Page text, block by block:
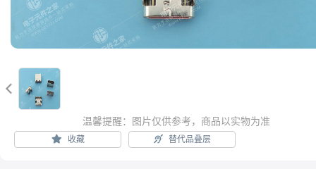

温馨提醒：图片仅供参考，商品以实物为准
收藏 替代品叠层